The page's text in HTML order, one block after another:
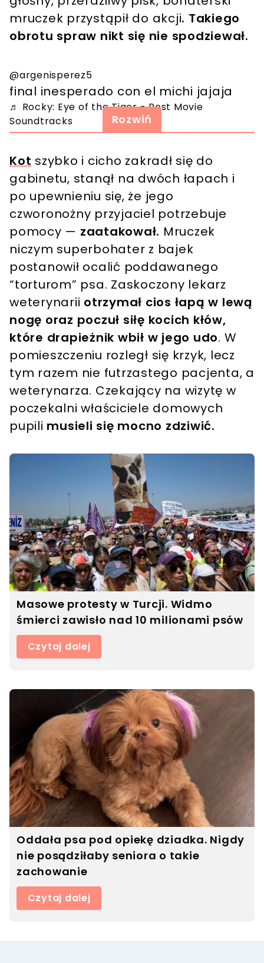
mruczek przystąpił do akcji. Takiego
obrotu spraw nikt się nie spodziewał.
@argenisperez5
final inesperado con el michi jajaja
♬ Rocky: Eye of the Tiger - Best Movie
Soundtracks
Rozwiń
Kot szybko i cicho zakradł się do
gabinetu, stanął na dwóch łapach i
po upewnieniu się, że jego
czworonożny przyjaciel potrzebuje
pomocy — zaatakował. Mruczek
niczym superbohater z bajek
postanowił ocalić poddawanego
“torturom” psa. Zaskoczony lekarz
weterynarii otrzymał cios łapą w lewą
nogę oraz poczuł siłę kocich kłów,
które drapieżnik wbił w jego udo. W
pomieszczeniu rozległ się krzyk, lecz
tym razem nie futrzastego pacjenta, a
weterynarza. Czekający na wizytę w
poczekalni właściciele domowych
pupili musieli się mocno zdziwić.
Masowe protesty w Turcji. Widmo
śmierci zawisło nad 10 milionami psów
Czytaj dalej
Oddała psa pod opiekę dziadka. Nigdy
nie posądziłaby seniora o takie
zachowanie
Czytaj dalej